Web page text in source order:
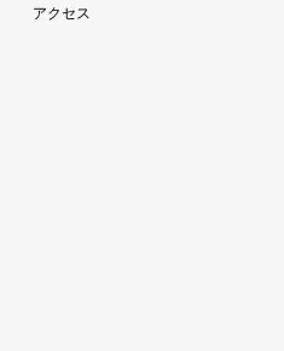
アクセス